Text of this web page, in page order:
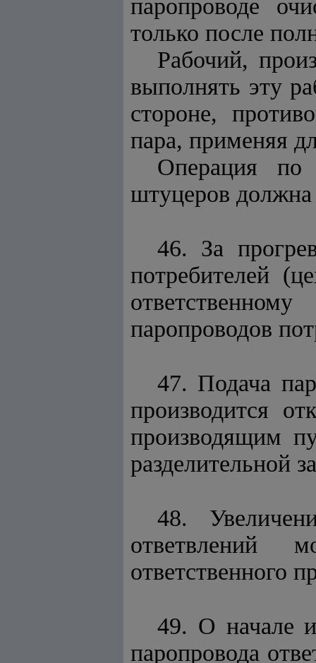
паропроводе
только после
Рабочий,
выполнять эту
стороне,
пара, применяя
Операция по
штуцеров должна
46. За
потребителей
паропроводов
47. Подача
производится
производящим
разделительной
48.
ответвлений
ответственного
49. О начале и
паропровода